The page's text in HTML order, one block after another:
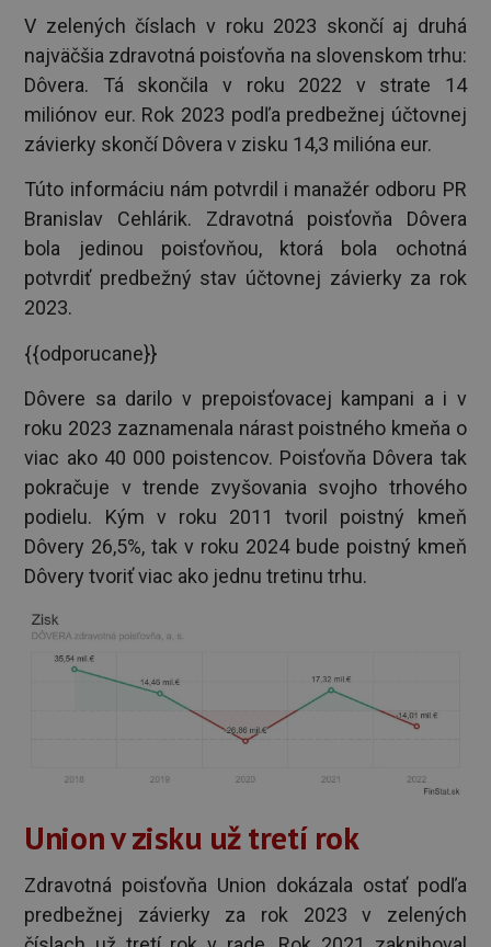
V zelených číslach v roku 2023 skončí aj druhá
najväčšia zdravotná poisťovňa na slovenskom trhu:
Dôvera. Tá skončila v roku 2022 v strate 14
miliónov eur. Rok 2023 podľa predbežnej účtovnej
závierky skončí Dôvera v zisku 14,3 milióna eur.
Túto informáciu nám potvrdil i manažér odboru PR
Branislav Cehlárik. Zdravotná poisťovňa Dôvera
bola jedinou poisťovňou, ktorá bola ochotná
potvrdiť predbežný stav účtovnej závierky za rok
2023.
{{odporucane}}
Dôvere sa darilo v prepoisťovacej kampani a i v
roku 2023 zaznamenala nárast poistného kmeňa o
viac ako 40 000 poistencov. Poisťovňa Dôvera tak
pokračuje v trende zvyšovania svojho trhového
podielu. Kým v roku 2011 tvoril poistný kmeň
Dôvery 26,5%, tak v roku 2024 bude poistný kmeň
Dôvery tvoriť viac ako jednu tretinu trhu.
Union v zisku už tretí rok
Zdravotná poisťovňa Union dokázala ostať podľa
predbežnej závierky za rok 2023 v zelených